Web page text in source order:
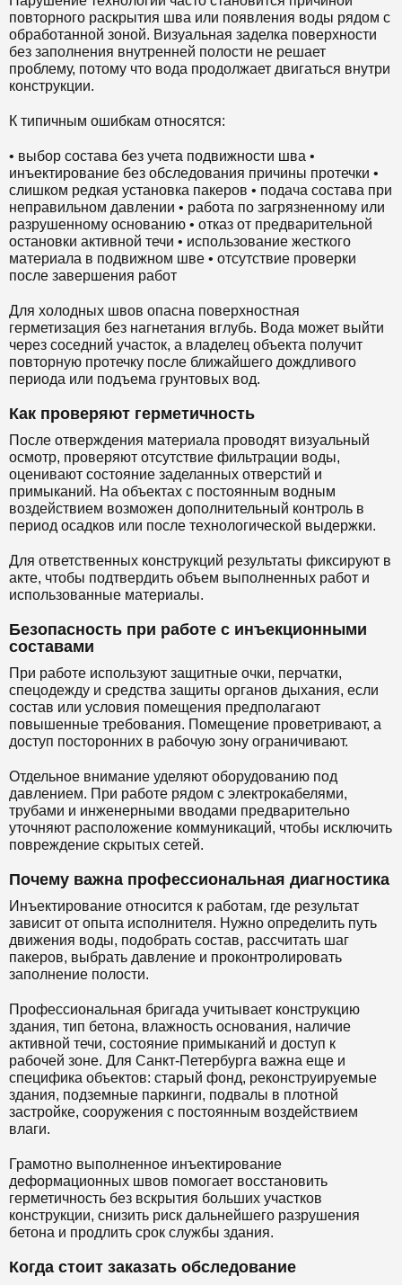
повторного раскрытия шва или появления воды рядом с
обработанной зоной. Визуальная заделка поверхности
без заполнения внутренней полости не решает
проблему, потому что вода продолжает двигаться внутри
конструкции.
К типичным ошибкам относятся:
• выбор состава без учета подвижности шва •
инъектирование без обследования причины протечки •
слишком редкая установка пакеров • подача состава при
неправильном давлении • работа по загрязненному или
разрушенному основанию • отказ от предварительной
остановки активной течи • использование жесткого
материала в подвижном шве • отсутствие проверки
после завершения работ
Для холодных швов опасна поверхностная
герметизация без нагнетания вглубь. Вода может выйти
через соседний участок, а владелец объекта получит
повторную протечку после ближайшего дождливого
периода или подъема грунтовых вод.
Как проверяют герметичность
После отверждения материала проводят визуальный
осмотр, проверяют отсутствие фильтрации воды,
оценивают состояние заделанных отверстий и
примыканий. На объектах с постоянным водным
воздействием возможен дополнительный контроль в
период осадков или после технологической выдержки.
Для ответственных конструкций результаты фиксируют в
акте, чтобы подтвердить объем выполненных работ и
использованные материалы.
Безопасность при работе с инъекционными
составами
При работе используют защитные очки, перчатки,
спецодежду и средства защиты органов дыхания, если
состав или условия помещения предполагают
повышенные требования. Помещение проветривают, а
доступ посторонних в рабочую зону ограничивают.
Отдельное внимание уделяют оборудованию под
давлением. При работе рядом с электрокабелями,
трубами и инженерными вводами предварительно
уточняют расположение коммуникаций, чтобы исключить
повреждение скрытых сетей.
Почему важна профессиональная диагностика
Инъектирование относится к работам, где результат
зависит от опыта исполнителя. Нужно определить путь
движения воды, подобрать состав, рассчитать шаг
пакеров, выбрать давление и проконтролировать
заполнение полости.
Профессиональная бригада учитывает конструкцию
здания, тип бетона, влажность основания, наличие
активной течи, состояние примыканий и доступ к
рабочей зоне. Для Санкт-Петербурга важна еще и
специфика объектов: старый фонд, реконструируемые
здания, подземные паркинги, подвалы в плотной
застройке, сооружения с постоянным воздействием
влаги.
Грамотно выполненное инъектирование
деформационных швов помогает восстановить
герметичность без вскрытия больших участков
конструкции, снизить риск дальнейшего разрушения
бетона и продлить срок службы здания.
Когда стоит заказать обследование